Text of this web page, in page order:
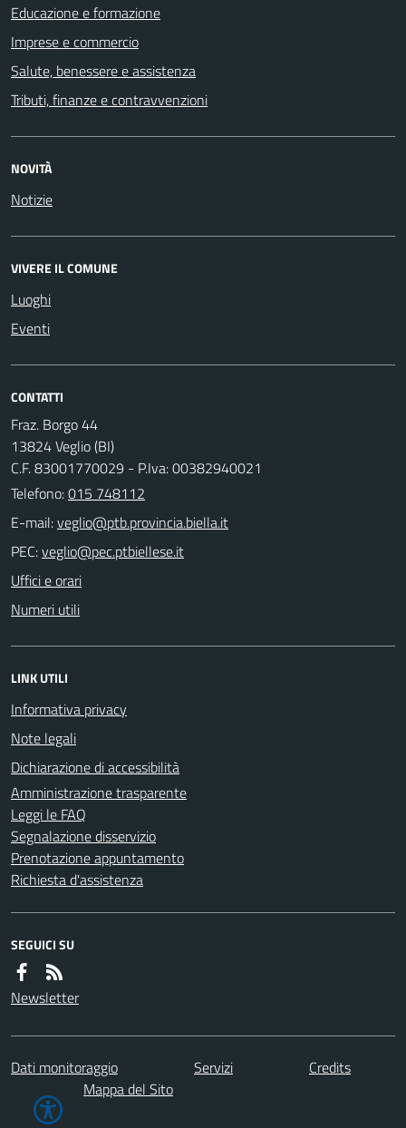
Educazione e formazione
Imprese e commercio
Salute, benessere e assistenza
Tributi, finanze e contravvenzioni
NOVITÀ
Notizie
VIVERE IL COMUNE
Luoghi
Eventi
CONTATTI
Fraz. Borgo 44
13824 Veglio (BI)
C.F. 83001770029 - P.Iva: 00382940021
Telefono:015 748112
E-mail:
PEC:
Uffici e orari
Numeri utili
LINK UTILI
Informativa privacy
Note legali
Dichiarazione di accessibilità
Amministrazione trasparente
Leggi le FAQ
Segnalazione disservizio
Prenotazione appuntamento
Richiesta d'assistenza
SEGUICI SU
Newsletter
Dati monitoraggio Servizi
Credits
Mappa del Sito